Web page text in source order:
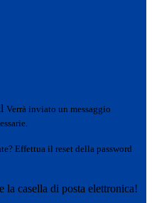
Verrà inviato un messaggio
Effettua il reset della password
casella di posta elettronica!